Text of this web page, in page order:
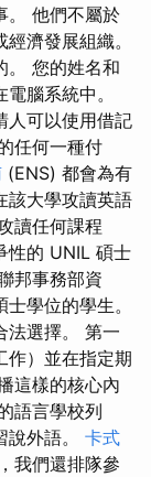
。 他們不屬於
濟發展組織。
。 您的姓名和
腦系統中。
人可以使用借記
任何一種付
(ENS) 都會為有
該大學攻讀英語
讀任何課程
性的 UNIL 碩士
邦事務部資
學位的學生。
法選擇。 第一
作）並在指定期
這樣的核心內
語言學校列
外語。 卡式
我們還排隊參